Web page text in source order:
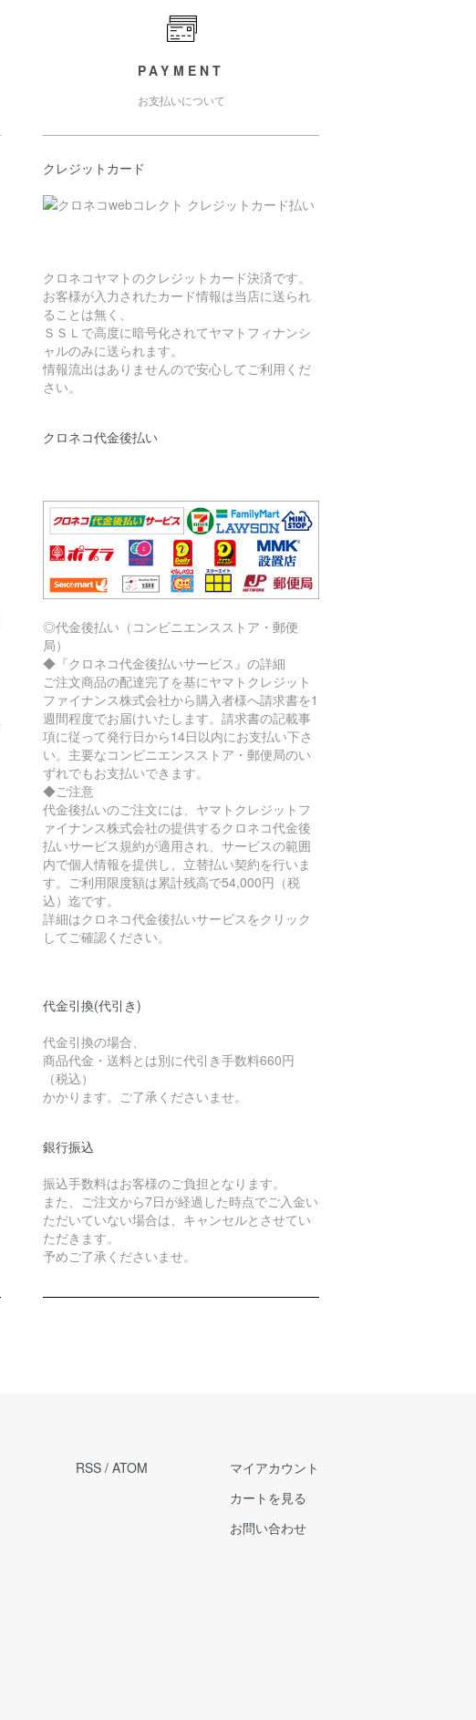
PAYMENT
お支払いについて
クレジットカード
クロネコヤマトのクレジットカード決済です。
お客様が入力されたカード情報は当店に送られ
ることは無く、
ＳＳＬで高度に暗号化されてヤマトフィナンシ
ャルのみに送られます。
情報流出はありませんので安心してご利用くだ
さい。
クロネコ代金後払い
◎代金後払い（コンビニエンスストア・郵便
局）
◆『クロネコ代金後払いサービス』の詳細
ご注文商品の配達完了を基にヤマトクレジット
ファイナンス株式会社から購入者様へ請求書を1
週間程度でお届けいたします。請求書の記載事
項に従って発行日から14日以内にお支払い下さ
い。主要なコンビニエンスストア・郵便局のい
ずれでもお支払いできます。
◆ご注意
代金後払いのご注文には、ヤマトクレジットフ
ァイナンス株式会社の提供するクロネコ代金後
払いサービス規約が適用され、サービスの範囲
内で個人情報を提供し、立替払い契約を行いま
す。ご利用限度額は累計残高で54,000円（税
込）迄です。
詳細はクロネコ代金後払いサービスをクリック
してご確認ください。
代金引換(代引き)
代金引換の場合、
商品代金・送料とは別に代引き手数料660円
（税込）
かかります。ご了承くださいませ。
銀行振込
振込手数料はお客様のご負担となります。
また、ご注文から7日が経過した時点でご入金い
ただいていない場合は、キャンセルとさせてい
ただきます。
予めご了承くださいませ。
RSS / ATOM
マイアカウント
カートを見る
お問い合わせ